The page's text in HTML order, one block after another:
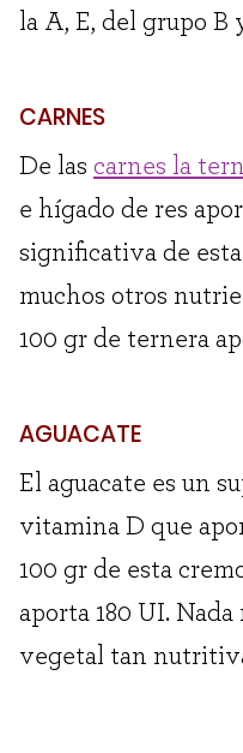
la A, E, del grupo B
CARNES
De las carnes la
e hígado de res
significativa de
muchos otros
100 gr de ternera
AGUACATE
El aguacate es un
vitamina D que
100 gr de esta
aporta 180 UI.
vegetal tan